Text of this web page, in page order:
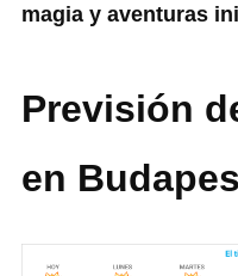
magia y aventuras
Previsión
en